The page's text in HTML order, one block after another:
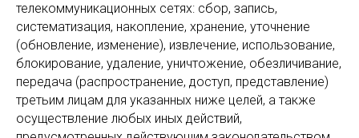
телекоммуникационных сетях: сбор, запись,
систематизация, накопление, хранение, уточнение
(обновление, изменение), извлечение, использование,
блокирование, удаление, уничтожение, обезличивание,
передача (распространение, доступ, представление)
третьим лицам для указанных ниже целей, а также
осуществление любых иных действий,